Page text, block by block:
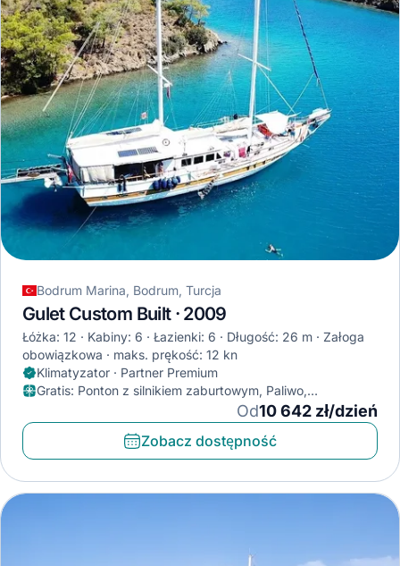
Bodrum Marina, Bodrum, Turcja
Gulet Custom Built · 2009
Łóżka: 12 Kabiny: 6 Łazienki: 6 Długość: 26 m
Załoga
obowiązkowa
maks. prękość: 12 kn
Klimatyzator · Partner Premium
Gratis: Ponton z silnikiem zaburtowym, Paliwo,
Od10 642 zł/dzień
Zobacz dostępność